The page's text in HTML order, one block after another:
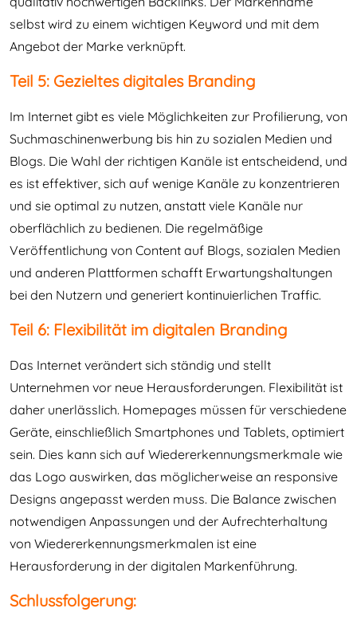
selbst wird zu einem wichtigen Keyword und mit dem
Angebot der Marke verknüpft.
Teil 5: Gezieltes digitales Branding
Im Internet gibt es viele Möglichkeiten zur Profilierung, von
Suchmaschinenwerbung bis hin zu sozialen Medien und
Blogs. Die Wahl der richtigen Kanäle ist entscheidend, und
es ist effektiver, sich auf wenige Kanäle zu konzentrieren
und sie optimal zu nutzen, anstatt viele Kanäle nur
oberflächlich zu bedienen. Die regelmäßige
Veröffentlichung von Content auf Blogs, sozialen Medien
und anderen Plattformen schafft Erwartungshaltungen
bei den Nutzern und generiert kontinuierlichen Traffic.
Teil 6: Flexibilität im digitalen Branding
Das Internet verändert sich ständig und stellt
Unternehmen vor neue Herausforderungen. Flexibilität ist
daher unerlässlich. Homepages müssen für verschiedene
Geräte, einschließlich Smartphones und Tablets, optimiert
sein. Dies kann sich auf Wiedererkennungsmerkmale wie
das Logo auswirken, das möglicherweise an responsive
Designs angepasst werden muss. Die Balance zwischen
notwendigen Anpassungen und der Aufrechterhaltung
von Wiedererkennungsmerkmalen ist eine
Herausforderung in der digitalen Markenführung.
Schlussfolgerung: